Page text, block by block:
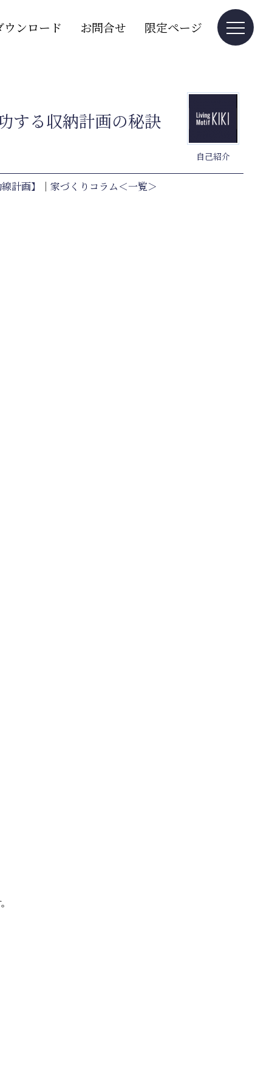
ンロード お問合せ 限定ページ
自己紹介
する収納計画の秘訣
計画】 ｜ 家づくりコラム＜一覧＞